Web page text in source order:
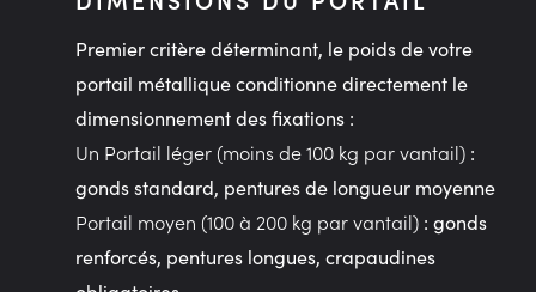
Premier critère déterminant, le poids de votre
portail métallique conditionne directement le
dimensionnement des fixations :
Un Portail léger (moins de 100 kg par vantail):
gonds standard, pentures de longueur moyenne
Portail moyen (100 à 200 kg par vantail): gonds
renforcés, pentures longues, crapaudines